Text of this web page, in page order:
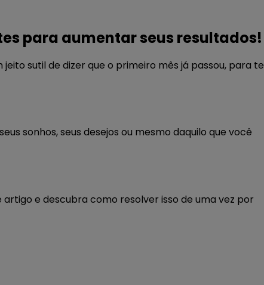
para aumentar seus resultados!
sutil de dizer que o primeiro mês já passou, para te
sonhos, seus desejos ou mesmo daquilo que você
e descubra como resolver isso de uma vez por